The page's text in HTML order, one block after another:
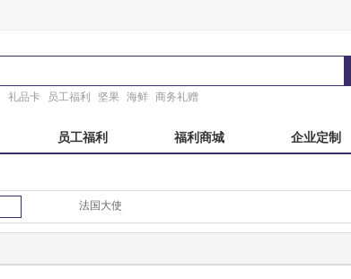
礼品卡 员工福利 坚果 海鲜 商务礼赠
员工福利 福利商城 企业定制
稻香村
法国大使